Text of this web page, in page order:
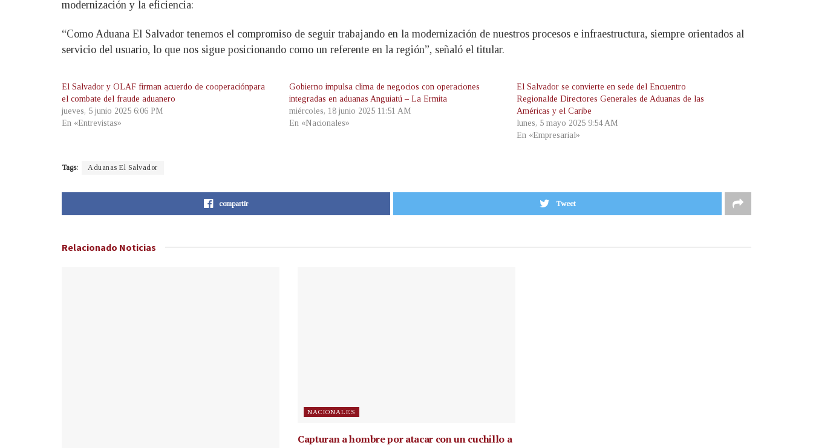
modernización y la eficiencia:
“Como Aduana El Salvador tenemos el compromiso de seguir trabajando en la modernización de nuestros procesos e infraestructura, siempre orientados al
servicio del usuario, lo que nos sigue posicionando como un referente en la región”, señaló el titular.
El Salvador y OLAF firman acuerdo de cooperaciónpara
el combate del fraude aduanero
jueves, 5 junio 2025 6:06 PM
En «Entrevistas»
Gobierno impulsa clima de negocios con operaciones
integradas en aduanas Anguiatú – La Ermita
miércoles, 18 junio 2025 11:51 AM
En «Nacionales»
El Salvador se convierte en sede del Encuentro
Regionalde Directores Generales de Aduanas de las
Américas y el Caribe
lunes, 5 mayo 2025 9:54 AM
En «Empresarial»
Tags: Aduanas El Salvador
compartir Tweet
Relacionado Noticias
NACIONALES
Capturan a hombre por atacar con un cuchillo a